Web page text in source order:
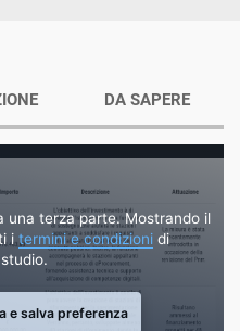
una terza parte. Mostrando il
itermini e condizioni di
e salva preferenza
DA SAPERE